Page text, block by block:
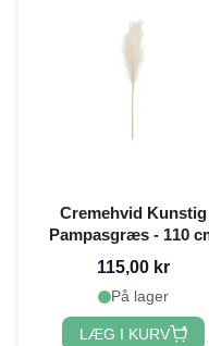
Cremehvid Kunstig
Pampasgræs - 110
115,00 kr
På lager
LÆG I KURV